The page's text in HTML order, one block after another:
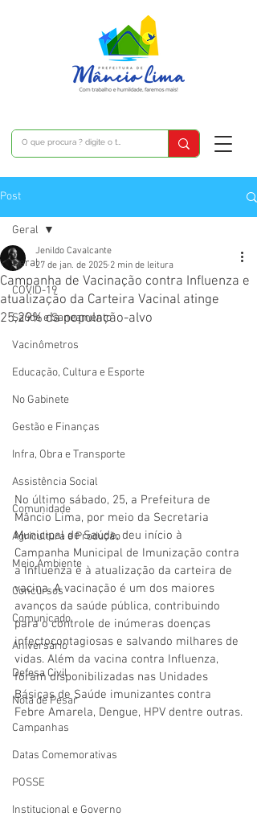
Post
Geral
COVID-19
Saúde e Saneamento
Vacinômetros
Educação, Cultura e Esporte
No Gabinete
Gestão e Finanças
Infra, Obra e Transporte
Assistência Social
Comunidade
Agricultura e Produção
Meio Ambiente
Concursos
Comunicado
Aniversário
Defesa Civil
Nota de Pesar
Campanhas
Datas Comemorativas
POSSE
Institucional e Governo
Geral
Campanha de Vacinação contra Influenza e
atualização da Carteira Vacinal atinge
25,29% da população-alvo
Jenildo Cavalcante
27 de jan. de 2025 2 min de leitura
No último sábado, 25, a Prefeitura de
Mâncio Lima, por meio da Secretaria
Municipal de Saúde, deu início à
Campanha Municipal de Imunização contra
a Influenza e à atualização da carteira de
vacina. A vacinação é um dos maiores
avanços da saúde pública, contribuindo
para o controle de inúmeras doenças
infectocontagiosas e salvando milhares de
vidas. Além da vacina contra Influenza,
foram disponibilizadas nas Unidades
Básicas de Saúde imunizantes contra
Febre Amarela, Dengue, HPV dentre outras.